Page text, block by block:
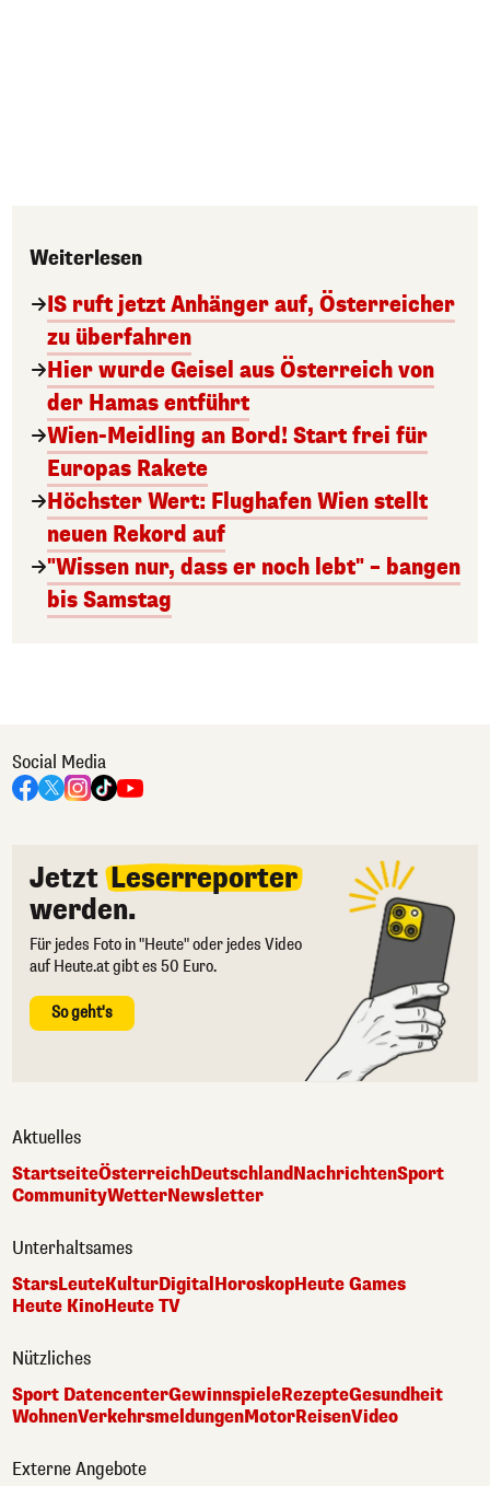
Weiterlesen
IS ruft jetzt Anhänger auf, Österreicher
zu überfahren
Hier wurde Geisel aus Österreich von
der Hamas entführt
Wien-Meidling an Bord! Start frei für
Europas Rakete
Höchster Wert: Flughafen Wien stellt
neuen Rekord auf
"Wissen nur, dass er noch lebt" – bangen
bis Samstag
Social Media
Jetzt Leserreporter
werden.
Für jedes Foto in "Heute" oder jedes Video
auf Heute.at gibt es 50 Euro.
So geht's
Aktuelles
StartseiteÖsterreichDeutschlandNachrichtenSport
CommunityWetterNewsletter
Unterhaltsames
StarsLeuteKulturDigital HoroskopHeute Games
Heute KinoHeute TV
Nützliches
Sport DatencenterGewinnspieleRezepteGesundheit
WohnenVerkehrsmeldungenMotorReisenVideo
Externe Angebote